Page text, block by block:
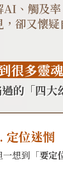
AI、觸及
卻又懷疑
很多靈
的「四大
定位迷惘
一想到「要定